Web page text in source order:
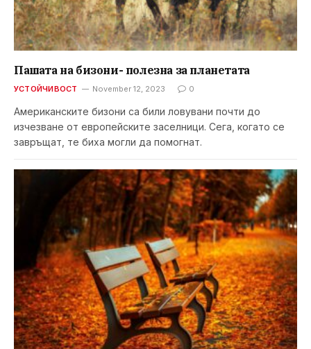
Пашата на бизони- полезна за планетата
УСТОЙЧИВОСТ November 12, 2023 0
Американските бизони са били ловувани почти до
изчезване от европейските заселници. Сега, когато се
завръщат, те биха могли да помогнат.